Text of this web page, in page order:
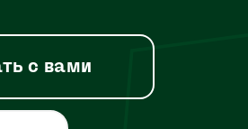
с вами